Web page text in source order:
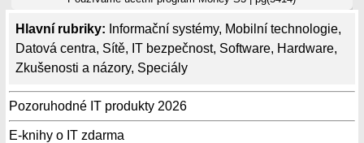
Hlavní rubriky: Informační systémy, Mobilní technologie,
Datová centra, Sítě, IT bezpečnost, Software, Hardware,
Zkušenosti a názory, Speciály
Pozoruhodné IT produkty 2026
E-knihy o IT zdarma